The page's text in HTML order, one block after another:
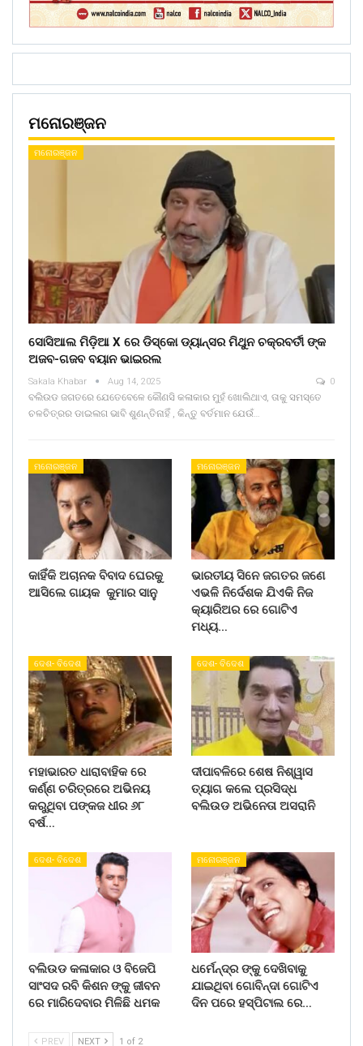
ମନୋରଞ୍ଜନ
ମନୋରଞ୍ଜନ
ସୋସିଆଲ ମିଡ଼ିଆ X ରେ ଡିସ୍କୋ ଡ୍ୟାନ୍ସର ମିଥୁନ ଚକ୍ରବର୍ତୀ ଙ୍କ
ଅଜବ-ଗଜବ ବୟାନ ଭାଇରଲ
Sakala Khabar Aug 14, 2025 0
ବଲିଉଡ ଜଗତରେ ଯେତେବେଳେ କୌଣସି କଳାକାର ମୁହଁ ଖୋଲିଥାଏ, ତାକୁ ସମସ୍ତେ
ଚଳଚିତ୍ରର ଡାଇଲଗ ଭାବି ଶୁଣନ୍ତିନାହିଁ , କିନ୍ତୁ ବର୍ତମାନ ଯେଉଁ…
ମନୋରଞ୍ଜନ
କାହିଁକି ଅଚାନକ ବିବାଦ ଘେରକୁ
ଆସିଲେ ଗାୟକ କୁମାର ସାନୁ
ମନୋରଞ୍ଜନ
ଭାରତୀୟ ସିନେ ଜଗତର ଜଣେ
ଏଭଳି ନିର୍ଦେଶକ ଯିଏକି ନିଜ
କ୍ୟାରିଅର ରେ ଗୋଟିଏ
ମଧ୍ୟ…
ଦେଶ- ବିଦେଶ
ମହାଭାରତ ଧାରାବାହିକ ରେ
କର୍ଣ୍ଣ ଚରିତ୍ରରେ ଅଭିନୟ
କରୁଥିବା ପଙ୍କଜ ଧୀର ୬୮
ବର୍ଷ…
ଦେଶ- ବିଦେଶ
ଦୀପାବଳିରେ ଶେଷ ନିଶ୍ୱାସ
ତ୍ୟାଗ କଲେ ପ୍ରସିଦ୍ଧ
ବଲିଉଡ ଅଭିନେତା ଅସରାନି
ଦେଶ- ବିଦେଶ
ବଲିଉଡ କଳାକାର ଓ ବିଜେପି
ସାଂସଦ ରବି କିଶନ ଙ୍କୁ ଜୀବନ
ରେ ମାରିଦେବାର ମିଳିଛି ଧମକ
ମନୋରଞ୍ଜନ
ଧର୍ମେନ୍ଦ୍ର ଙ୍କୁ ଦେଖିବାକୁ
ଯାଇଥିବା ଗୋବିନ୍ଦା ଗୋଟିଏ
ଦିନ ପରେ ହସ୍ପିଟାଲ ରେ…
PREV NEXT 1 of 2